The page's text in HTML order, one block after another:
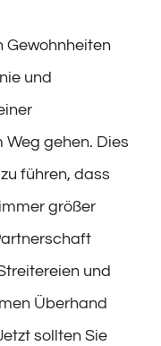
Gewohnheiten
und
gehen. Dies
führen, dass
größer
und
Überhand
sollten Sie